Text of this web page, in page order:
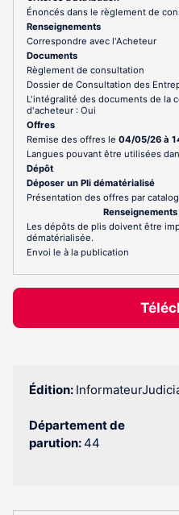
Énoncés dans le règlement de
Renseignements
Correspondre avec l'Acheteur
Documents
Règlement de consultation
Dossier de Consultation des
L'intégralité des documents de la
d'acheteur : Oui
Offres
Remise des offres le 04/05/26 à
Langues pouvant être utilisées
Dépôt
Déposer un Pli dématérialisé
Présentation des offres par
Les dépôts de plis doivent être
dématérialisée.
Envoi le à la publication
Édition:
Département de
parution:44